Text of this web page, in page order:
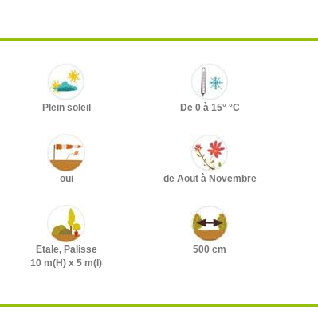
Plein soleil De 0 à 15° °C
oui de Aout à Novembre
Etale, Palisse
10 m(H) x 5 m(l)
500 cm